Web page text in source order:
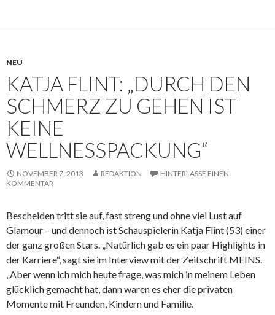
NEU
KATJA FLINT: „DURCH DEN
SCHMERZ ZU GEHEN IST
KEINE
WELLNESSPACKUNG“
NOVEMBER 7, 2013 REDAKTION
HINTERLASSE EINEN
KOMMENTAR
Bescheiden tritt sie auf, fast streng und ohne viel Lust auf
Glamour – und dennoch ist Schauspielerin Katja Flint (53) einer
der ganz großen Stars. „Natürlich gab es ein paar Highlights in
der Karriere“, sagt sie im Interviewmit der Zeitschrift MEINS.
„Aber wenn ich mich heute frage, was mich in meinem Leben
glücklich gemacht hat, dann waren es eher die privaten
Momente mit Freunden, Kindern und Familie.